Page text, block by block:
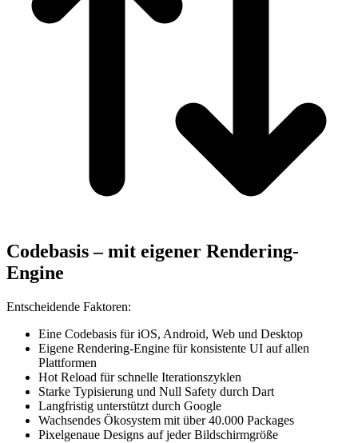
Codebasis –mit eigener Rendering-
Engine
Entscheidende Faktoren:
Eine Codebasis für iOS, Android, Web und Desktop
Eigene Rendering-Engine für konsistente UI auf allen
Plattformen
Hot Reload für schnelle Iterationszyklen
Starke Typisierung und Null Safety durch Dart
Langfristig unterstützt durch Google
Wachsendes Ökosystem mit über 40.000 Packages
Pixelgenaue Designs auf jeder Bildschirmgröße